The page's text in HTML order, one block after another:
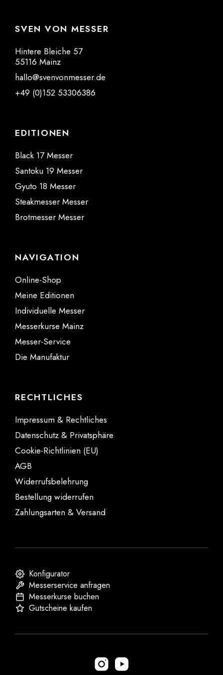
SVEN VON MESSER
Hintere Bleiche 57
55116 Mainz
hallo@svenvonmesser.de
+49 (0)152 53306386
EDITIONEN
Black 17 Messer
Santoku 19 Messer
Gyuto 18 Messer
Steakmesser Messer
Brotmesser Messer
NAVIGATION
Online-Shop
Meine Editionen
Individuelle Messer
Messerkurse Mainz
Messer-Service
Die Manufaktur
RECHTLICHES
Impressum & Rechtliches
Datenschutz & Privatsphäre
Cookie-Richtlinien (EU)
AGB
Widerrufsbelehrung
Bestellung widerrufen
Zahlungsarten & Versand
Konfigurator
Messerservice anfragen
Messerkurse buchen
Gutscheine kaufen